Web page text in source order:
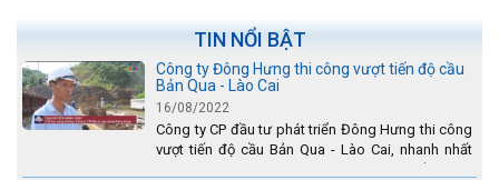
TIN NỔI BẬT
Công ty Đông Hưng thi công vượt tiến độ cầu
Bản Qua - Lào Cai
16/08/2022
Công ty CP đầu tư phát triển Đông Hưng thi công
vượt tiến độ cầu Bản Qua - Lào Cai, nhanh nhất